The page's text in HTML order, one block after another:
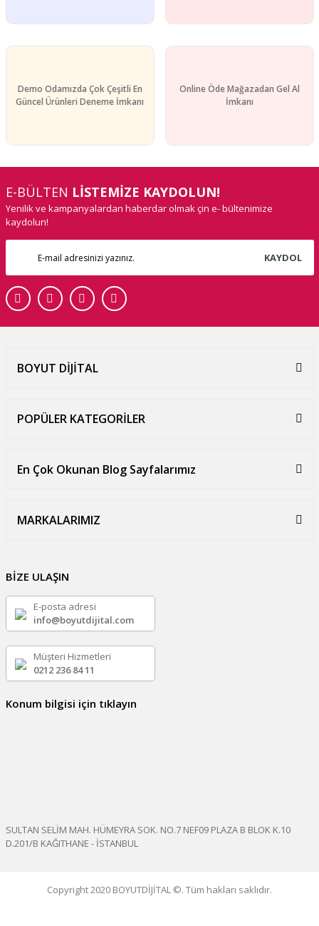
Demo Odamızda Çok Çeşitli En
Güncel Ürünleri Deneme İmkanı
Online Öde Mağazadan Gel Al
İmkanı
E-BÜLTEN LİSTEMİZE KAYDOLUN!
Yenilik ve kampanyalardan haberdar olmak çin e- bültenimize
kaydolun!
KAYDOL
BOYUT DİJİTAL
POPÜLER KATEGORİLER
En Çok Okunan Blog Sayfalarımız
MARKALARIMIZ
BİZE ULAŞIN
E-posta adresi
info@boyutdijital.com
Müşteri Hizmetleri
0212 236 84 11
Konum bilgisi için tıklayın
SULTAN SELİM MAH. HÜMEYRA SOK. NO.7 NEF09 PLAZA B BLOK K.10
D.201/B KAĞITHANE - İSTANBUL
Copyright 2020 BOYUTDİJİTAL ©. Tüm hakları saklıdır.